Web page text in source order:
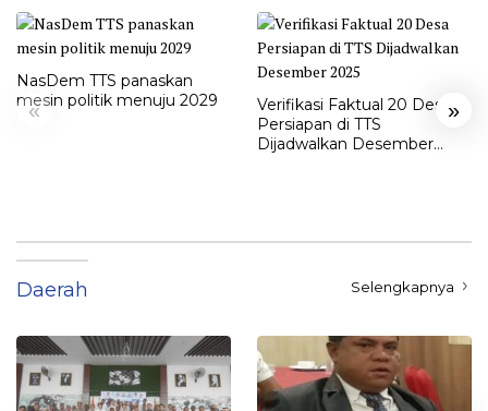
« »
NasDem TTS panaskan
mesin politik menuju 2029
Verifikasi Faktual 20 Desa
Persiapan di TTS
Dijadwalkan Desember
Daerah Selengkapnya